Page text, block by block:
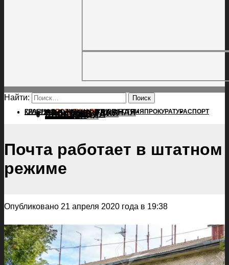
Найти:
ГЛАВНАЯПОЛИТИКАПРОИСШЕСТВИЯ ПРОКУРАТУРАСПОРТ
КУЛЬТУРАПОСЕЛЕНИЯГЛАВНАЯ
ПОЛИТИКА
ПРОИСШЕСТВИЯ
ПРОКУРАТУРА
СПОРТ
КУЛЬТУРА
ПОСЕЛЕНИЯ
Почта работает в штатном
режиме
Опубликовано 21 апреля 2020 года в 19:38